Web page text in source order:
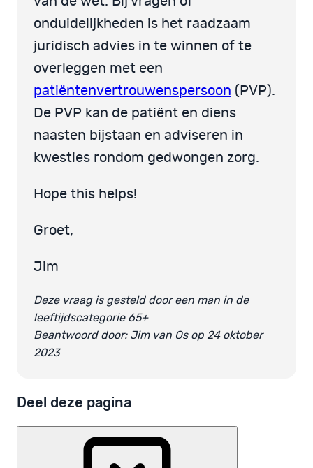
onduidelijkheden is het raadzaam
juridisch advies in te winnen of te
overleggen met een
patiëntenvertrouwenspersoon (PVP).
De PVP kan de patiënt en diens
naasten bijstaan en adviseren in
kwesties rondom gedwongen zorg.
Hope this helps!
Groet,
Jim
Deze vraag is gesteld door een man in de
leeftijdscategorie 65+
Beantwoord door: Jim van Os op 24 oktober
2023
Deel deze pagina